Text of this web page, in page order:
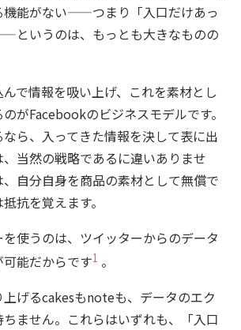
機能がない——つまり「入口だけあっ
というのは、もっとも大きなものの
で情報を吸い上げ、これを素材とし
がFacebookのビジネスモデルです。
ら、入ってきた情報を決して表に出
当然の戦略であるに違いありませ
自分自身を商品の素材として無償で
抗を覚えます。
使うのは、ツイッターからのデータ
能だからです1 。
げるcakesもnoteも、データのエク
ません。これらはいずれも、「入口